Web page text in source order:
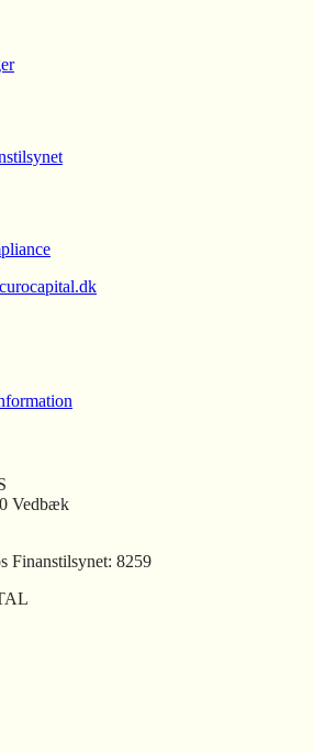
Vedbæk
Finanstilsynet: 8259